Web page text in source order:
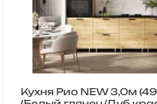
Кухня Рио NEW 3,0м